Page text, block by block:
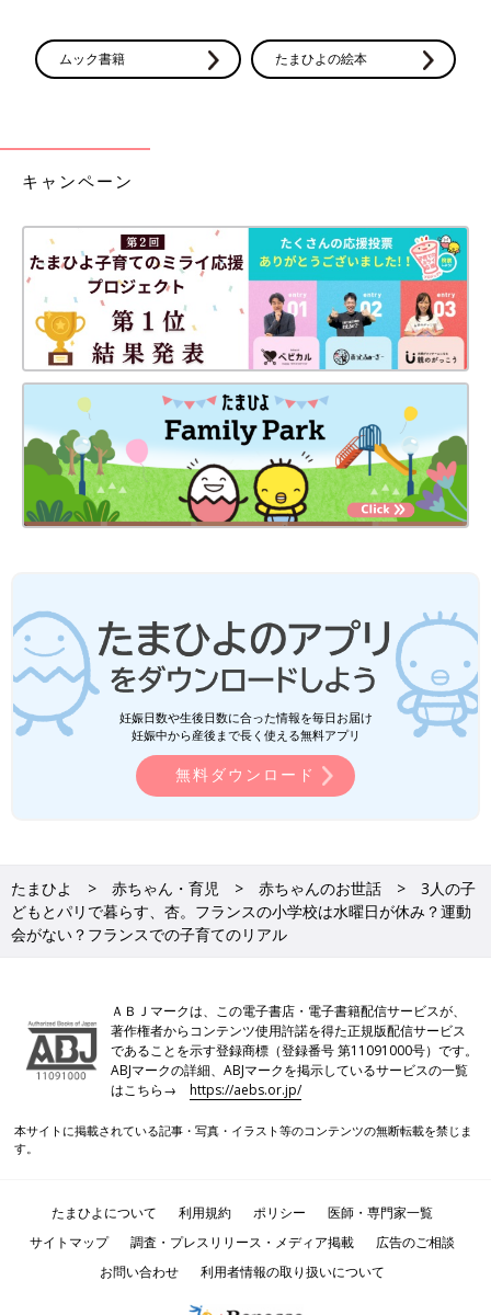
ムック書籍 たまひよの絵本
キャンペーン
妊娠日数や生後日数に合った情報を毎日お届け
妊娠中から産後まで長く使える無料アプリ
無料ダウンロード
たまひよ 赤ちゃん・育児 赤ちゃんのお世話
3人の子
どもとパリで暮らす、杏。フランスの小学校は水曜日が休み？運動
会がない？フランスでの子育てのリアル
ＡＢＪマークは、この電子書店・電子書籍配信サービスが、
著作権者からコンテンツ使用許諾を得た正規版配信サービス
であることを示す登録商標（登録番号 第11091000号）です。
ABJマークの詳細、ABJマークを掲示しているサービスの一覧
はこちら→https://aebs.or.jp/
本サイトに掲載されている記事・写真・イラスト等のコンテンツの無断転載を禁じま
す。
たまひよについて 利用規約 ポリシー
医師・専門家一覧
サイトマップ
調査・プレスリリース・メディア掲載
広告のご相談
お問い合わせ
利用者情報の取り扱いについて